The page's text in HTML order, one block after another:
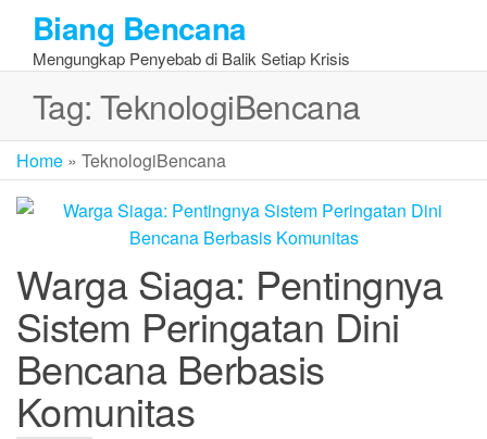
the
content
Biang Bencana
Mengungkap Penyebab di Balik Setiap Krisis
Tag: TeknologiBencana
Home » TeknologiBencana
Warga Siaga: Pentingnya
Sistem Peringatan Dini
Bencana Berbasis
Komunitas